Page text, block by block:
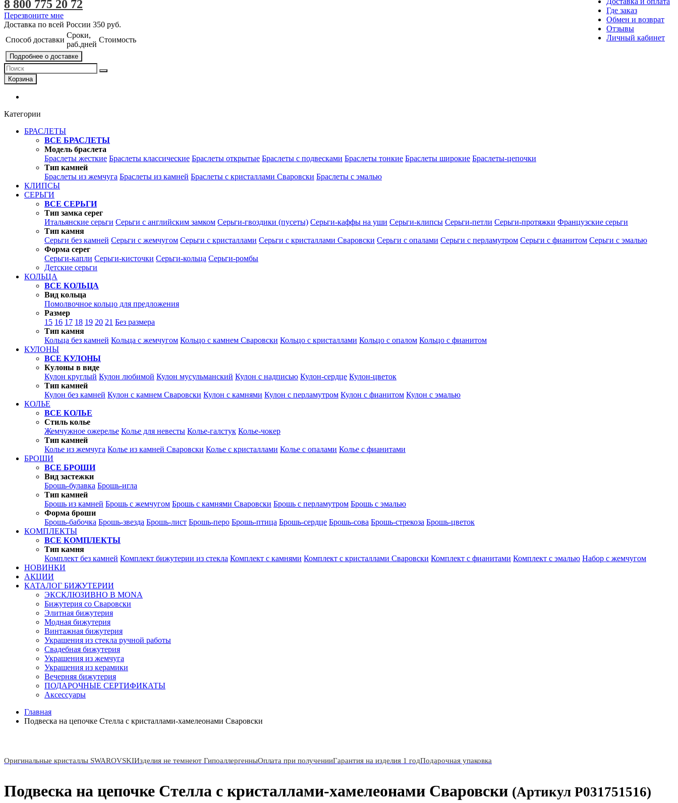
Где заказ
Обмен и возврат
Отзывы
Личный кабинет
8 800 775 20 72
Перезвоните мне
Доставка по всей России 350 руб.
Способ доставки
Сроки,
раб.дней
Стоимость
Подробнее о доставке
Корзина
Категории
БРАСЛЕТЫ
ВСЕ БРАСЛЕТЫ
Модель браслета
Браслеты жесткие Браслеты классические Браслеты открытые Браслеты с подвесками Браслеты тонкие Браслеты широкие Браслеты-цепочки
Тип камней
Браслеты из жемчуга Браслеты из камней Браслеты с кристаллами Сваровски Браслеты с эмалью
КЛИПСЫ
СЕРЬГИ
ВСЕ СЕРЬГИ
Тип замка серег
Итальянские серьги Серьги с английским замком Серьги-гвоздики (пусеты) Серьги-каффы на уши Серьги-клипсы Серьги-петли Серьги-протяжки Французские серьги
Тип камня
Серьги без камней Серьги с жемчугом Серьги с кристаллами Серьги с кристаллами Сваровски Серьги с опалами Серьги с перламутром Серьги с фианитом Серьги с эмалью
Форма серег
Серьги-капли Серьги-кисточки Серьги-кольца Серьги-ромбы
Детские серьги
КОЛЬЦА
ВСЕ КОЛЬЦА
Вид кольца
Помолвочное кольцо для предложения
Размер
15 16 17 18 19 20 21 Без размера
Тип камня
Кольца без камней Кольца с жемчугом Кольцо с камнем Сваровски Кольцо с кристаллами Кольцо с опалом Кольцо с фианитом
КУЛОНЫ
ВСЕ КУЛОНЫ
Кулоны в виде
Кулон круглый Кулон любимой Кулон мусульманский Кулон с надписью Кулон-сердце Кулон-цветок
Тип камней
Кулон без камней Кулон с камнем Сваровски Кулон с камнями Кулон с перламутром Кулон с фианитом Кулон с эмалью
КОЛЬЕ
ВСЕ КОЛЬЕ
Стиль колье
Жемчужное ожерелье Колье для невесты Колье-галстук Колье-чокер
Тип камней
Колье из жемчуга Колье из камней Сваровски Колье с кристаллами Колье с опалами Колье с фианитами
БРОШИ
ВСЕ БРОШИ
Вид застежки
Брошь-булавка Брошь-игла
Тип камней
Брошь из камней Брошь с жемчугом Брошь с камнями Сваровски Брошь с перламутром Брошь с эмалью
Форма броши
Брошь-бабочка Брошь-звезда Брошь-лист Брошь-перо Брошь-птица Брошь-сердце Брошь-сова Брошь-стрекоза Брошь-цветок
КОМПЛЕКТЫ
ВСЕ КОМПЛЕКТЫ
Тип камня
Комплект без камней Комплект бижутерии из стекла Комплект с камнями Комплект с кристаллами Сваровски Комплект с фианитами Комплект с эмалью Набор с жемчугом
НОВИНКИ
АКЦИИ
КАТАЛОГ БИЖУТЕРИИ
ЭКСКЛЮЗИВНО В MONA
Бижутерия со Сваровски
Элитная бижутерия
Модная бижутерия
Винтажная бижутерия
Украшения из стекла ручной работы
Свадебная бижутерия
Украшения из жемчуга
Украшения из керамики
Вечерняя бижутерия
ПОДАРОЧНЫЕ СЕРТИФИКАТЫ
Аксессуары
Главная
Подвеска на цепочке Стелла с кристаллами-хамелеонами Сваровски
Оригинальные кристаллы SWAROVSKIИзделия не темнеют ГипоаллергенныОплата при полученииГарантия на изделия 1 годПодарочная упаковка
Подвеска на цепочке Стелла с кристаллами-хамелеонами Сваровски (Артикул P031751516)